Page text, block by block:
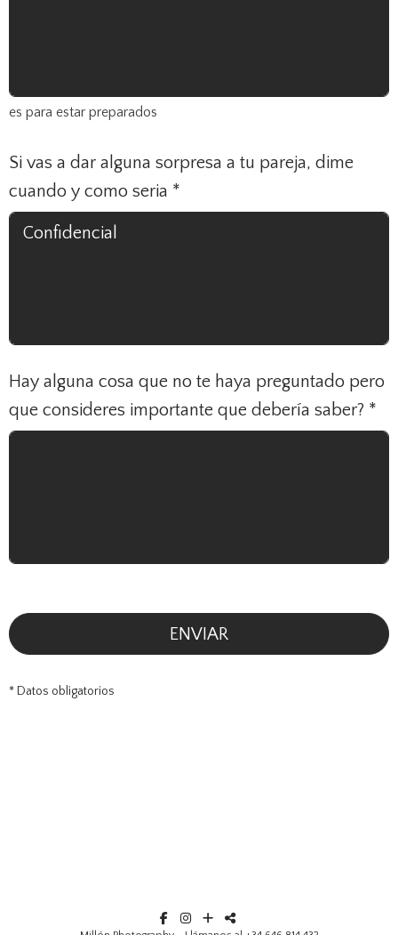
es para estar preparados
Si vas a dar alguna sorpresa a tu pareja, dime
cuando y como seria *
Hay alguna cosa que no te haya preguntado pero
que consideres importante que debería saber? *
ENVIAR
* Datos obligatorios